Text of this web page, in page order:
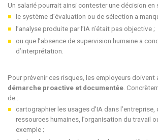
Un salarié pourrait ainsi contester une décision en
le système d’évaluation ou de sélection a
l’analyse produite par l’IA n’était pas objective ;
ou que l’absence de supervision humaine a
d’interprétation.
Pour prévenir ces risques, les employeurs doivent
démarche proactive et documentée .
de :
cartographier les usages d’IA dans l’entreprise,
ressources humaines, l’organisation du travail
exemple ;